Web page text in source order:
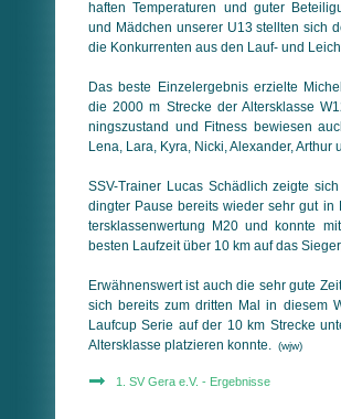
haf­ten Temperaturen und guter
und Mädchen unserer U13 stellten sich
die Konkurrenten aus den Lauf- und
Das beste Einzelergebnis erzielte
die 2000 m Strecke der Altersklasse
nings­zu­stand und Fitness bewiesen
Lena, Lara, Kyra, Nicki, Alexander, Arthur
SSV-Trainer Lucas Schädlich zeigte
ding­ter Pause bereits wieder sehr gut
ters­klassenwertung M20 und konnte
besten Laufzeit über 10 km auf das
Erwähnenswert ist auch die sehr gute
sich bereits zum dritten Mal in diesem
Lauf­cup Serie auf der 10 km Strecke
Al­ters­klasse platzieren konnte. (wjw)
1. SV Gera e.V. - Ergebnisse